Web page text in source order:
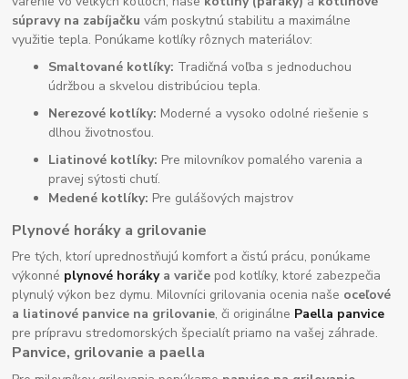
súpravy na zabíjačku vám poskytnú stabilitu a maximálne
využitie tepla. Ponúkame kotlíky rôznych materiálov:
Smaltované kotlíky: Tradičná voľba s jednoduchou
údržbou a skvelou distribúciou tepla.
Nerezové kotlíky: Moderné a vysoko odolné riešenie s
dlhou životnosťou.
Liatinové kotlíky: Pre milovníkov pomalého varenia a
pravej sýtosti chutí.
Medené kotlíky: Pre gulášových majstrov
Plynové horáky a grilovanie
Pre tých, ktorí uprednostňujú komfort a čistú prácu, ponúkame
výkonné plynové horákya variče pod kotlíky, ktoré zabezpečia
plynulý výkon bez dymu. Milovníci grilovania ocenia naše oceľové
a liatinové panvice na grilovanie, či originálne Paella panvice
pre prípravu stredomorských špecialít priamo na vašej záhrade.
Panvice, grilovanie a paella